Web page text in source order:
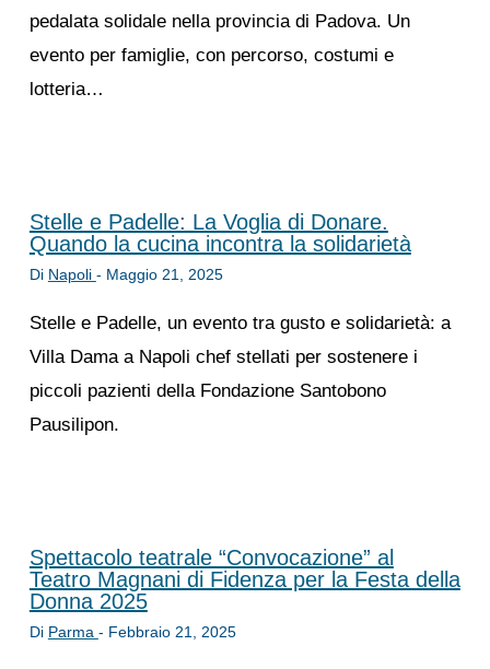
pedalata solidale nella provincia di Padova. Un
evento per famiglie, con percorso, costumi e
lotteria…
Stelle e Padelle: La Voglia di Donare.
Quando la cucina incontra la solidarietà
Di Napoli - Maggio 21, 2025
Stelle e Padelle, un evento tra gusto e solidarietà: a
Villa Dama a Napoli chef stellati per sostenere i
piccoli pazienti della Fondazione Santobono
Pausilipon.
Spettacolo teatrale “Convocazione” al
Teatro Magnani di Fidenza per la Festa della
Donna 2025
Di Parma - Febbraio 21, 2025